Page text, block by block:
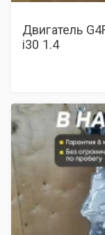
Двигатель
i30 1.4